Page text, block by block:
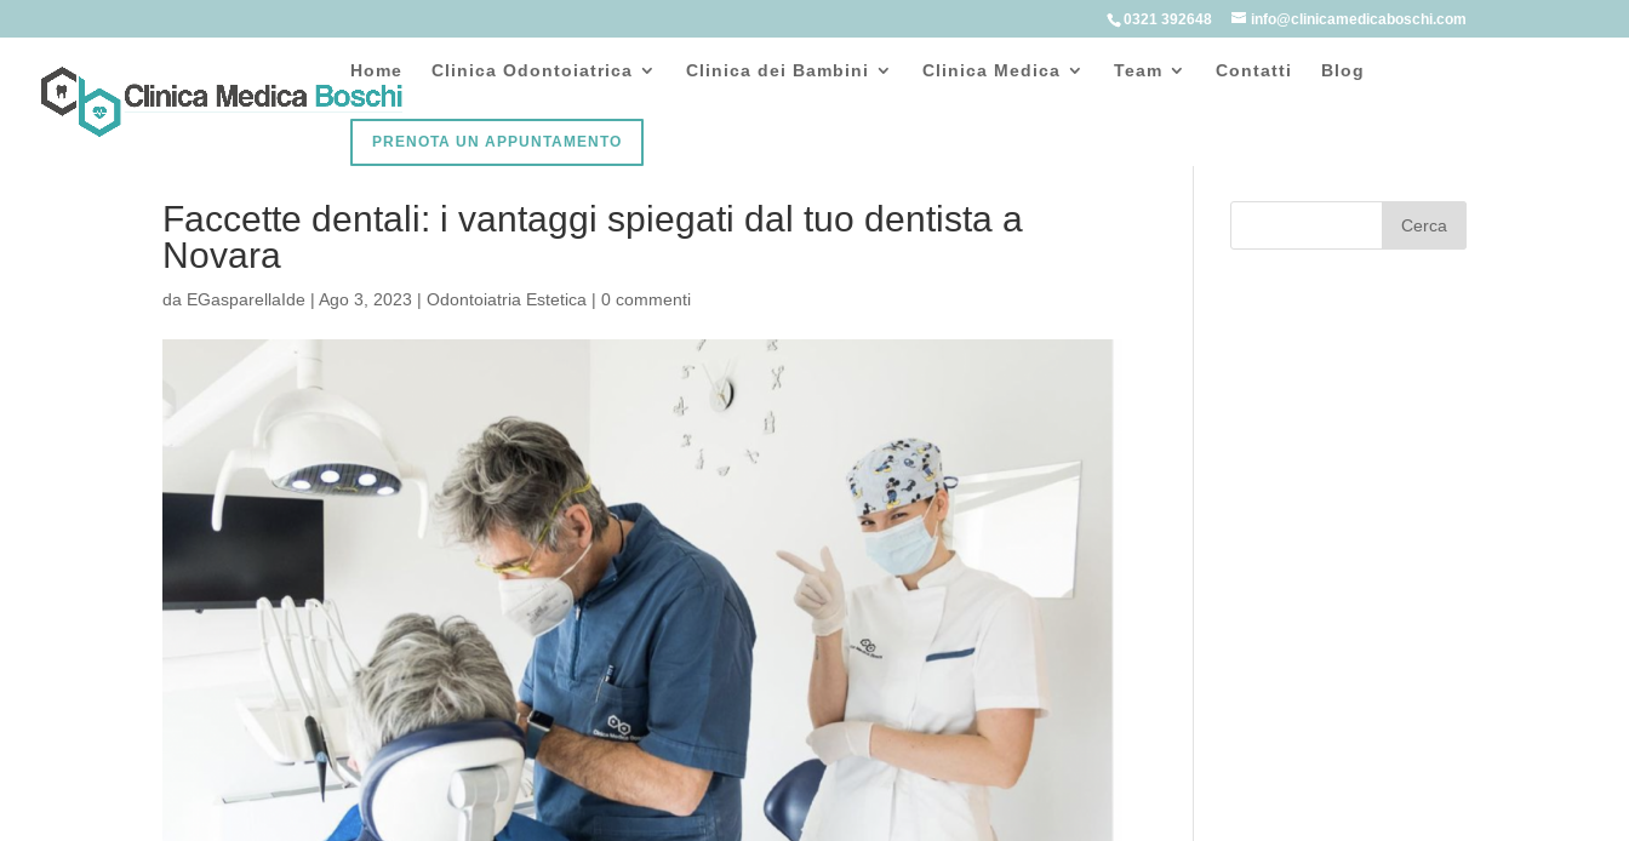
0321 392648 info@clinicamedicaboschi.com
Home Clinica Odontoiatrica Clinica dei Bambini Clinica Medica Team Contatti Blog
PRENOTA UN APPUNTAMENTO
Faccette dentali: i vantaggi spiegati dal tuo dentista a
Novara
da EGasparellaIde |Ago 3, 2023 |Odontoiatria Estetica |0 commenti